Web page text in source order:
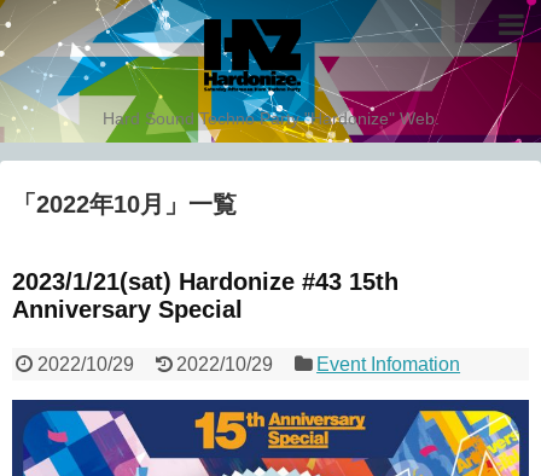
Hard Sound Techno Party "Hardonize" Web.
「 2022年10月 」 一覧
2023/1/21(sat) Hardonize #43 15th
Anniversary Special
2022/10/29 2022/10/29 Event Infomation